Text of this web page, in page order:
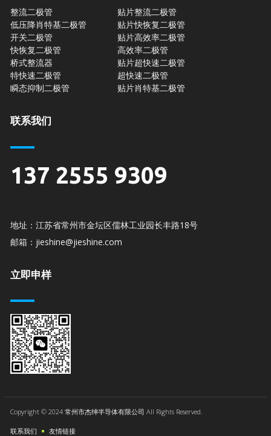
整流二极管
低压降肖特基二极管
开关二极管
快恢复二极管
桥式整流器
特快速二极管
瞬态抑制二极管
贴片整流二极管
贴片快恢复二极管
贴片高效率二极管
高效率二极管
贴片超快速二极管
超快速二极管
贴片肖特基二极管
联系我们
137 2555 9309
地址：江苏省常州市金坛区儒林工业园长丰路18号
邮箱：jieshine@jieshine.com
立即申样
Copyright © 2024 常州市杰绅半导体有限公司 All Rights Reserved.
联系我们 友情链接